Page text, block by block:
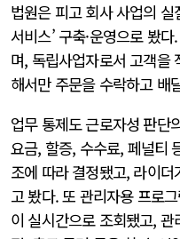
법원은 피고 회사 사업의
서비스’ 구축·운영으로 봤
며, 독립사업자로서 고객을
해서만 주문을 수락하고 배
업무 통제도 근로자성 판단
요금, 할증, 수수료, 페널티
조에 따라 결정됐고, 라이
고 봤다. 또 관리자용 프로
이 실시간으로 조회됐고,